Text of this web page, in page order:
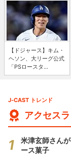
【ドジャース】キム・
ヘソン、大リーグ公式
「PSロースタ...
J-CAST トレンド
アクセス
米津玄師さん
ース菓子